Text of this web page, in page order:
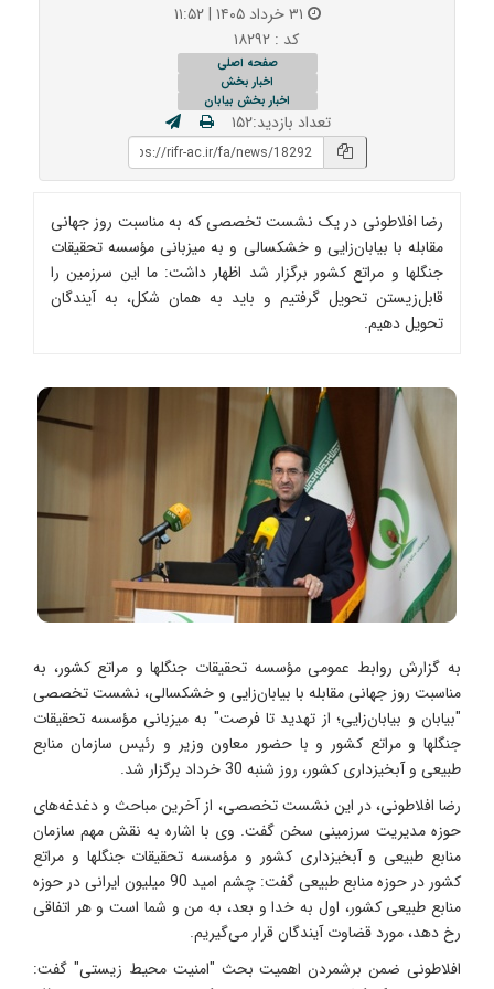
کد : ۱۸۲۹۲
صفحه اصلی
اخبار بخش
اخبار بخش بیابان
تعداد بازدید:۱۵۲
رضا افلاطونی در یک نشست تخصصی که به مناسبت روز جهانی
مقابله با بیابان‌زایی و خشکسالی و به میزبانی مؤسسه تحقیقات
جنگلها و مراتع کشور برگزار شد اظهار داشت: ما این سرزمین را
قابل‌زیستن تحویل گرفتیم و باید به همان شکل، به آیندگان
تحویل دهیم.
به گزارش روابط عمومی مؤسسه تحقیقات جنگلها و مراتع کشور، به
مناسبت روز جهانی مقابله با بیابان‌زایی و خشکسالی، نشست تخصصی
"بیابان و بیابان‌زایی؛ از تهدید تا فرصت" به میزبانی مؤسسه تحقیقات
جنگلها و مراتع کشور و با حضور معاون وزیر و رئیس سازمان منابع
طبیعی و آبخیزداری کشور، روز شنبه 30 خرداد برگزار شد.
رضا افلاطونی، در این نشست تخصصی، از آخرین مباحث و دغدغه‌های
حوزه مدیریت سرزمینی سخن گفت. وی با اشاره به نقش مهم سازمان
منابع طبیعی و آبخیزداری کشور و مؤسسه تحقیقات جنگلها و مراتع
کشور در حوزه منابع طبیعی گفت: چشم امید 90 میلیون ایرانی در حوزه
منابع طبیعی کشور، اول به خدا و بعد، به من و شما است و هر اتفاقی
رخ دهد، مورد قضاوت آیندگان قرار می‌گیریم.
افلاطونی ضمن برشمردن اهمیت بحث "امنیت محیط زیستی" گفت: